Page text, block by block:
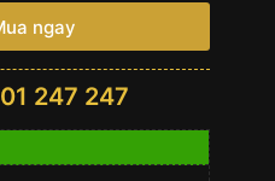
ngay
247 247